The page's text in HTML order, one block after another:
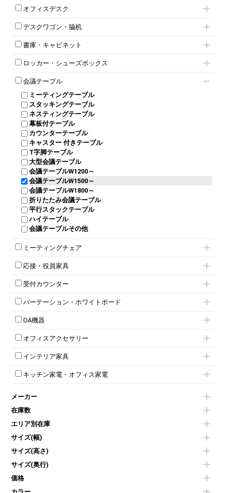
肘付きチェア
肘無しチェア
役員チェア
オフィスチェアその他
オフィスデスク
片袖机
フリーアドレスデスク（ベンチデスク）
昇降デスク
両袖机
デスクワゴン・脇机
インワゴン2段
インワゴン3段
脇机
書庫・キャビネット
ハイキャビネット
ローキャビネット
両開きキャビネット
上下連結キャビネット
整理ケース（ペーパーケース）
軽量ラック（スチールラック）
メタルラック
収納家具その他
オープン書庫
両開書庫
引き違い書庫
ラテラル書庫
ロッカー・シューズボックス
1人用ロッカー
2人用ロッカー
3人用ロッカー
4人用ロッカー
5人用ロッカー
6人用ロッカー
8人用ロッカー
パーソナルロッカー
多人数ロッカー
シリンダー錠ロッカー
ダイヤル錠ロッカー
ボタン錠ロッカー
ダイヤル錠ロッカー
シューズロッカー・下駄箱
ワードローブ・クローゼット
ロッカーその他
会議テーブル
ミーティングテーブル
スタッキングテーブル
ネスティングテーブル
幕板付テーブル
カウンターテーブル
キャスター 付きテーブル
T字脚テーブル
大型会議テーブル
会議テーブルW1200～
会議テーブルW1500～
会議テーブルW1800～
折りたたみ会議テーブル
平行スタックテーブル
ハイテーブル
会議テーブルその他
ミーティングチェア
キャスター付きミーティングチェア
スタッキングミーティングチェア
テーブル付きミーティングチェア
折りたたみミーティングチェア
ハイチェア
ミーティングチェアその他
応接・役員家具
応接セット
応接ソファ
応接チェア
応接・役員家具その他
受付カウンター
ハイカウンター
ローカウンター
ラウンジカウンター
パーテーション・ホワイトボード
パーテーション
自立タイプパーテーション
パーテーションその他
壁掛けホワイトボード
ホワイトボードその他
OA機器
電話機（ビジネスフォン）
シュレッダー
スクリーン
その他OA機器
オフィスアクセサリー
チェア用台車
演台・講演台・演説台
防音パネル
コートハンガー・ポールハンガー
傘立て
食器棚・キッチンキャビネット
カタログスタンド
オフィスアクセサリーその他
インテリア家具
モールドチェア
ダイニングチェア
カウンターテーブル
センターテーブル・サイドテーブル
ベンチ・スツール
ソファ
シェルフ
ダストボックス（ゴミ箱）
インテリア家具その他
キッチン家電・オフィス家電
冷蔵庫・洗濯機
空気清浄機・加湿器
液晶テレビ・モニター類
エアコン
照明機器
掃除機
季節家電
メーカー
在庫数
エリア別在庫
サイズ(幅)
サイズ(高さ)
サイズ(奥行)
価格